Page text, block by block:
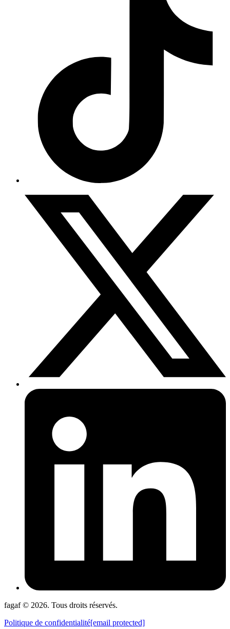
fagaf © 2026. Tous droits réservés.
Politique de confidentialité[email protected]